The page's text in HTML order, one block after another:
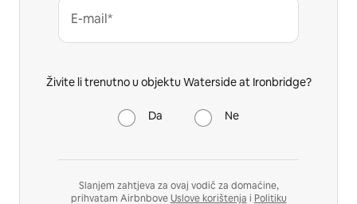
E-mail*
Živite li trenutno u objektu Waterside at Ironbridge?
Da Ne
Slanjem zahtjeva za ovaj vodič za domaćine,
prihvatam AirbnboveUslove korištenja i Politiku